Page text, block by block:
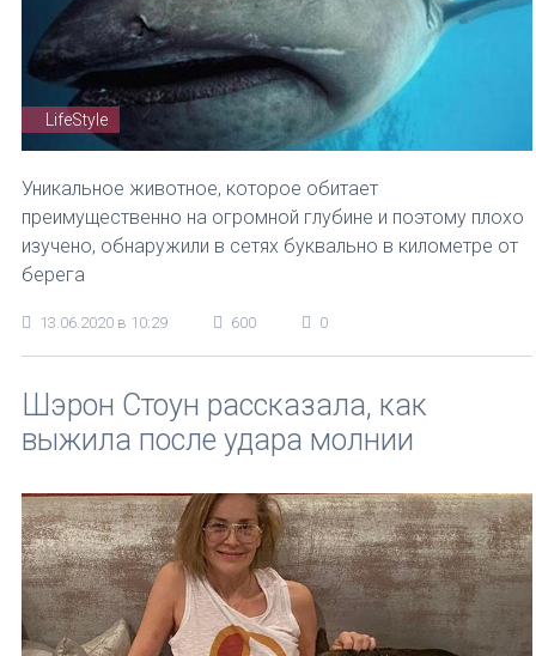
LifeStyle
Уникальное животное, которое обитает
преимущественно на огромной глубине и поэтому плохо
изучено, обнаружили в сетях буквально в километре от
берега
13.06.2020 в 10:29 600 0
Шэрон Стоун рассказала, как
выжила после удара молнии